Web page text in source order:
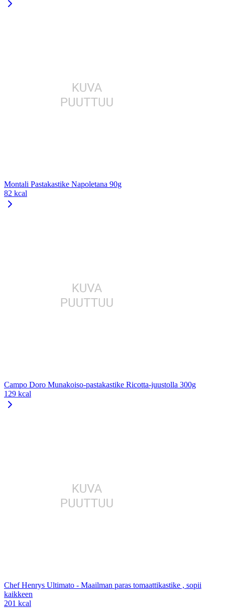
Montali Pastakastike Napoletana 90g
82 kcal
Campo Doro Munakoiso-pastakastike Ricotta-juustolla 300g
129 kcal
Chef Henrys Ultimato - Maailman paras tomaattikastike , sopii
kaikkeen
201 kcal